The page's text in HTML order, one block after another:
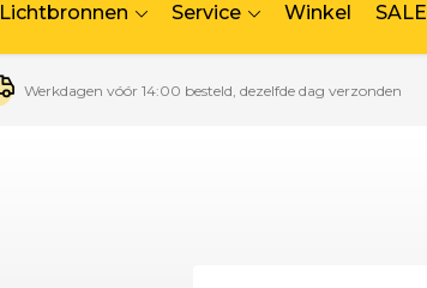
Lichtbronnen Service Winkel SALE
Werkdagen vóór 14:00 besteld, dezelfde dag verzonden